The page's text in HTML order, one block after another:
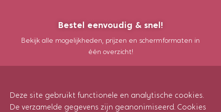
Bestel eenvoudig & snel!
Bekijk alle mogelijkheden, prijzen en schermformaten in
één overzicht!
Deze site gebruikt functionele en analytische cookies.
De verzamelde gegevens zijn geanonimiseerd. Cookies